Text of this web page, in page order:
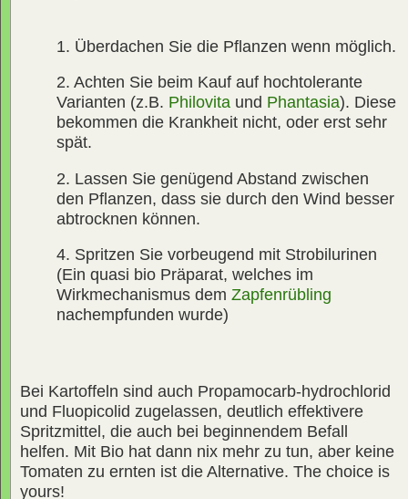
1. Überdachen Sie die Pflanzen wenn möglich.
2. Achten Sie beim Kauf auf hochtolerante
Varianten (z.B. Philovita und Phantasia). Diese
bekommen die Krankheit nicht, oder erst sehr
spät.
2. Lassen Sie genügend Abstand zwischen
den Pflanzen, dass sie durch den Wind besser
abtrocknen können.
4. Spritzen Sie vorbeugend mit Strobilurinen
(Ein quasi bio Präparat, welches im
Wirkmechanismus dem Zapfenrübling
nachempfunden wurde)
Bei Kartoffeln sind auch Propamocarb-hydrochlorid
und Fluopicolid zugelassen, deutlich effektivere
Spritzmittel, die auch bei beginnendem Befall
helfen. Mit Bio hat dann nix mehr zu tun, aber keine
Tomaten zu ernten ist die Alternative. The choice is
yours!